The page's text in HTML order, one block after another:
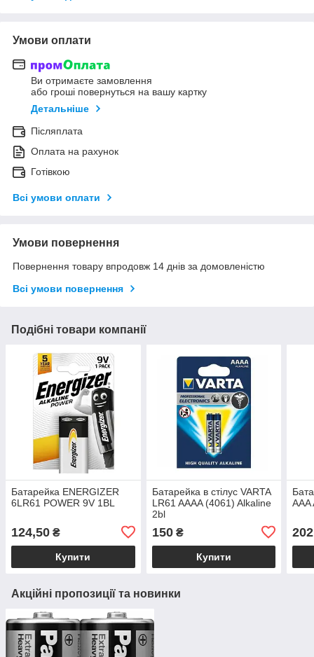
Умови оплати
Ви отримаєте замовлення
або гроші повернуться на вашу картку
Детальніше
Післяплата
Оплата на рахунок
Готівкою
Всі умови оплати
Умови повернення
Повернення товару впродовж 14 днів за домовленістю
Всі умови повернення
Подібні товари компанії
Батарейка ENERGIZER
6LR61 POWER 9V 1BL
124,50 ₴
Купити
Батарейка в стілус VARTA
LR61 AAAA (4061) Alkaline
2bl
150₴
Купити
AAA
Акційні пропозиції та новинки